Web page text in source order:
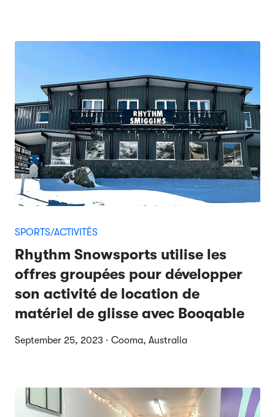
SPORTS/ACTIVITÉS
Rhythm Snowsports utilise les
offres groupées pour développer
son activité de location de
matériel de glisse avec Booqable
September 25, 2023 · Cooma, Australia